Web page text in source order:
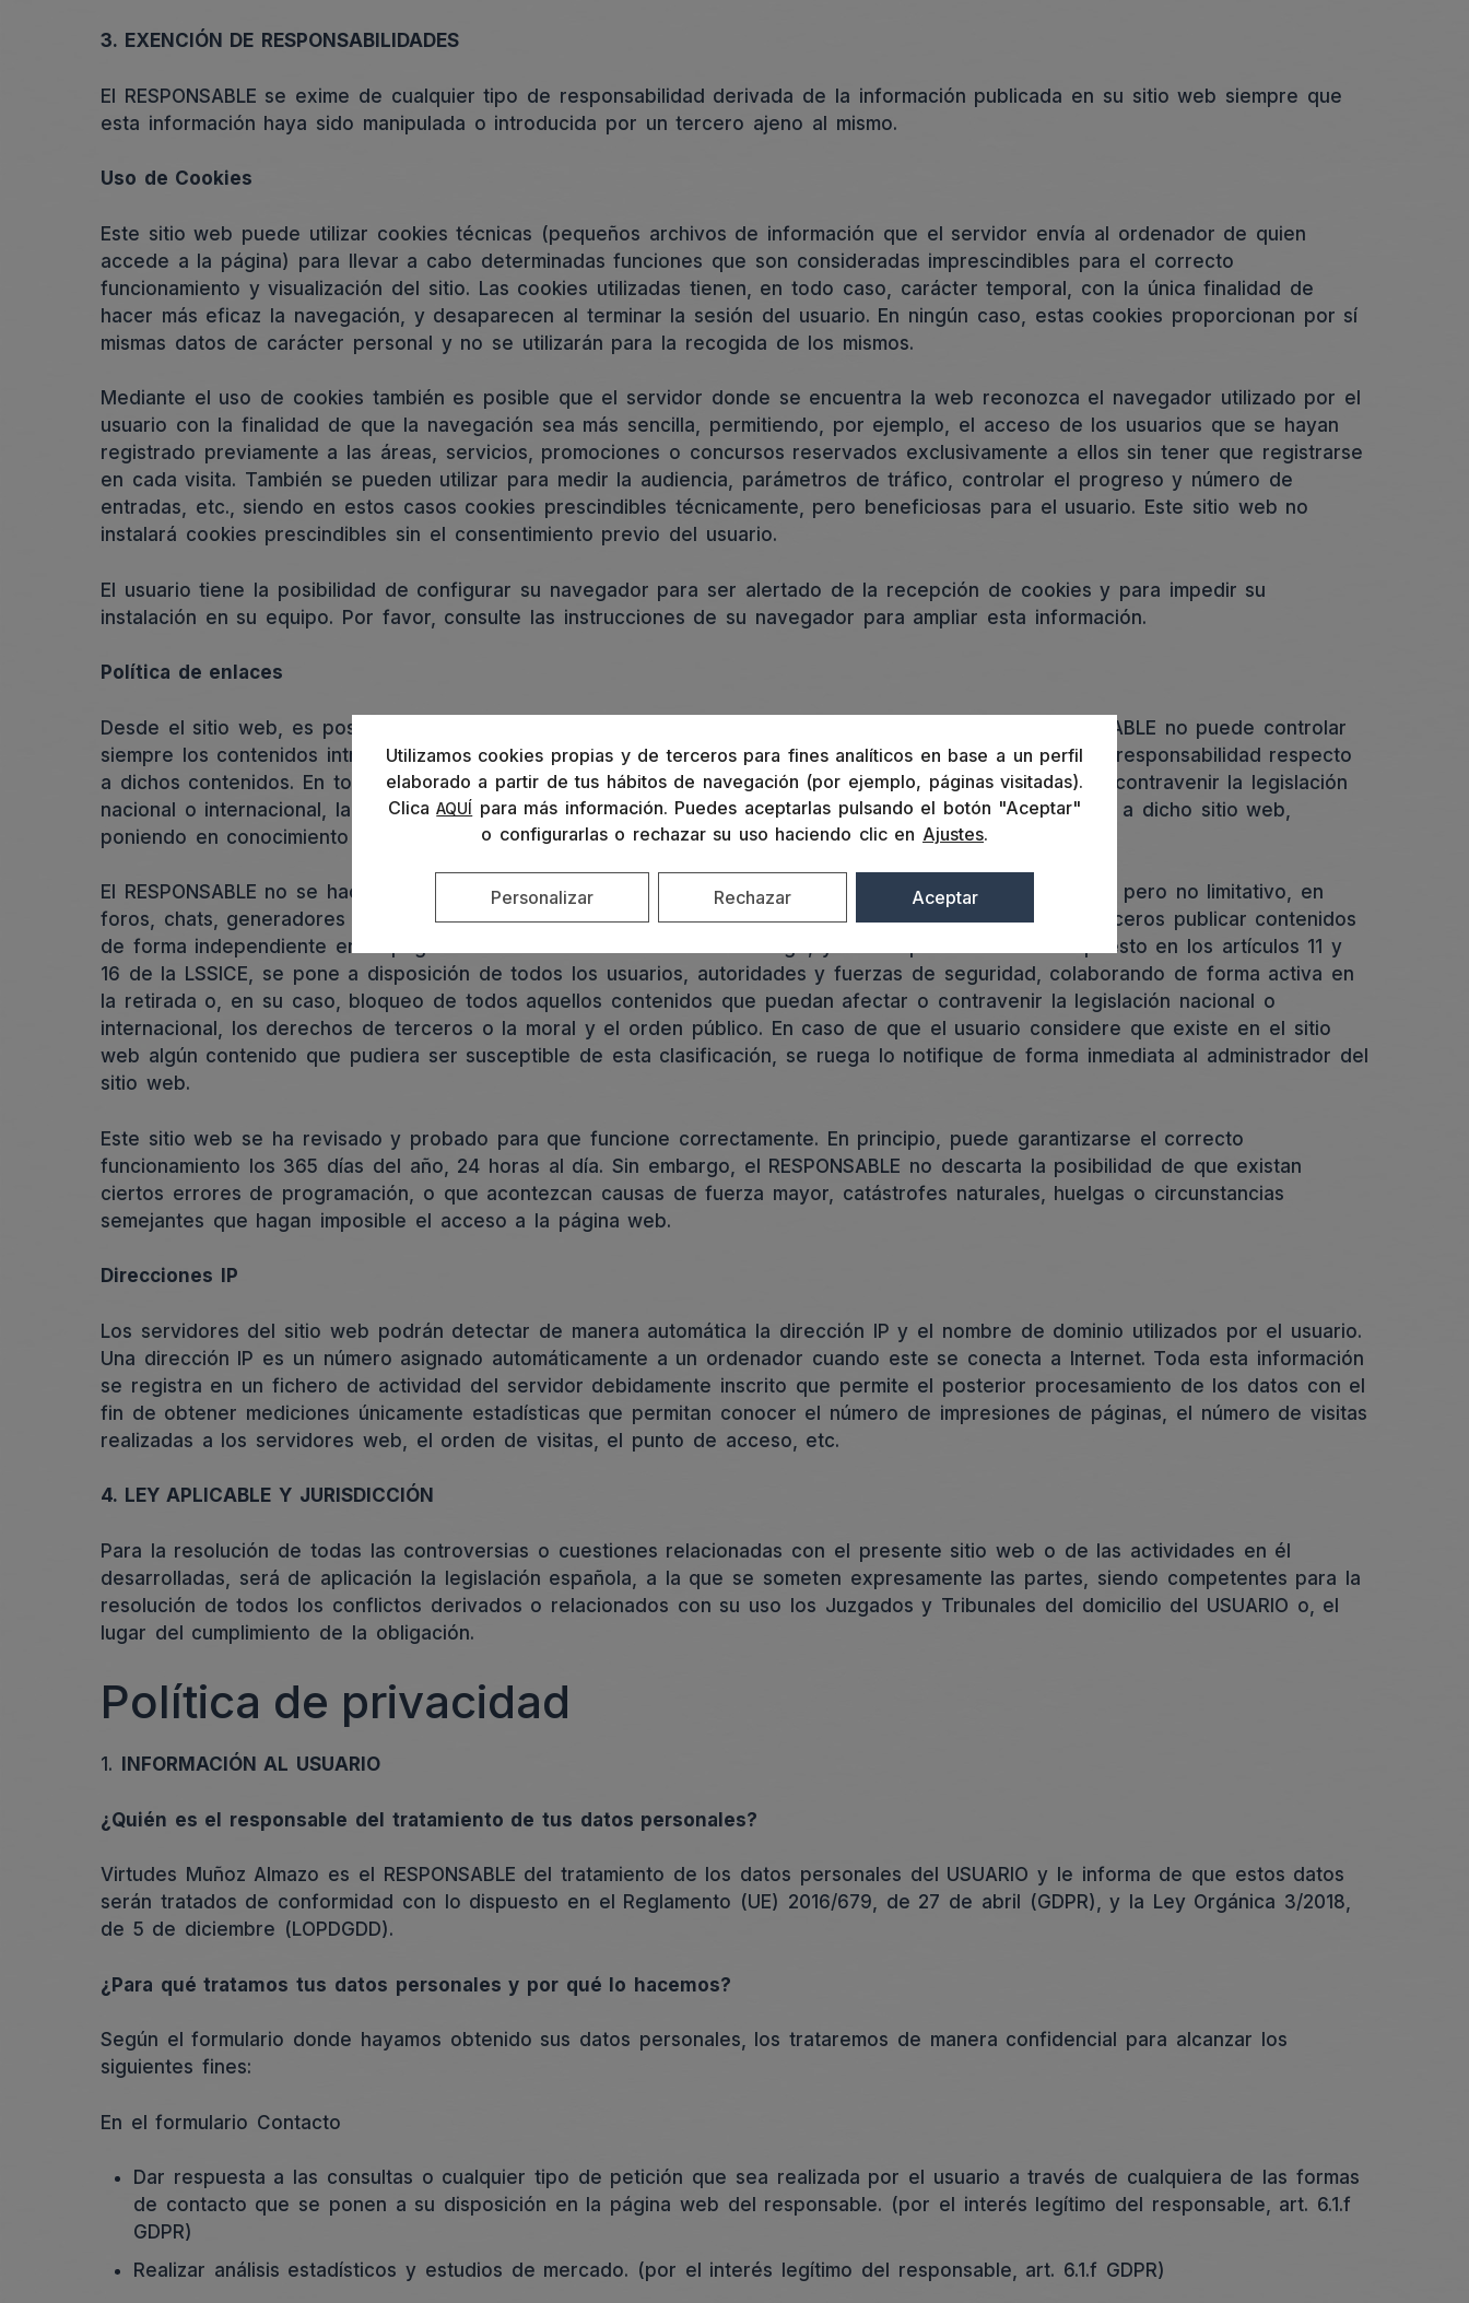
3. EXENCIÓN DE RESPONSABILIDADES
El RESPONSABLE se exime de cualquier tipo de responsabilidad derivada de la información publicada en su sitio web siempre que
esta información haya sido manipulada o introducida por un tercero ajeno al mismo.
Uso de Cookies
Este sitio web puede utilizar cookies técnicas (pequeños archivos de información que el servidor envía al ordenador de quien
accede a la página) para llevar a cabo determinadas funciones que son consideradas imprescindibles para el correcto
funcionamiento y visualización del sitio. Las cookies utilizadas tienen, en todo caso, carácter temporal, con la única finalidad de
hacer más eficaz la navegación, y desaparecen al terminar la sesión del usuario. En ningún caso, estas cookies proporcionan por sí
mismas datos de carácter personal y no se utilizarán para la recogida de los mismos.
Mediante el uso de cookies también es posible que el servidor donde se encuentra la web reconozca el navegador utilizado por el
usuario con la finalidad de que la navegación sea más sencilla, permitiendo, por ejemplo, el acceso de los usuarios que se hayan
registrado previamente a las áreas, servicios, promociones o concursos reservados exclusivamente a ellos sin tener que registrarse
en cada visita. También se pueden utilizar para medir la audiencia, parámetros de tráfico, controlar el progreso y número de
entradas, etc., siendo en estos casos cookies prescindibles técnicamente, pero beneficiosas para el usuario. Este sitio web no
instalará cookies prescindibles sin el consentimiento previo del usuario.
El usuario tiene la posibilidad de configurar su navegador para ser alertado de la recepción de cookies y para impedir su
instalación en su equipo. Por favor, consulte las instrucciones de su navegador para ampliar esta información.
Política de enlaces
Desde el sitio web, es posible que se redirija a contenidos de terceros sitios web. Dado que el RESPONSABLE no puede controlar
siempre los contenidos introducidos por terceros en sus respectivos sitios web, no asume ningún tipo de responsabilidad respecto
a dichos contenidos. En todo caso, procederá a la retirada inmediata de cualquier contenido que pudiera contravenir la legislación
nacional o internacional, la moral o el orden público, procediendo a la retirada inmediata de la redirección a dicho sitio web,
poniendo en conocimiento de las autoridades competentes el contenido en cuestión.
El RESPONSABLE no se hace responsable de la información y contenidos almacenados, a título enunciativo pero no limitativo, en
foros, chats, generadores de blogs, comentarios, redes sociales o cualquier otro medio que permita a terceros publicar contenidos
de forma independiente en la página web del RESPONSABLE. Sin embargo, y en cumplimiento de lo dispuesto en los artículos 11 y
16 de la LSSICE, se pone a disposición de todos los usuarios, autoridades y fuerzas de seguridad, colaborando de forma activa en
la retirada o, en su caso, bloqueo de todos aquellos contenidos que puedan afectar o contravenir la legislación nacional o
internacional, los derechos de terceros o la moral y el orden público. En caso de que el usuario considere que existe en el sitio
web algún contenido que pudiera ser susceptible de esta clasificación, se ruega lo notifique de forma inmediata al administrador del
sitio web.
Este sitio web se ha revisado y probado para que funcione correctamente. En principio, puede garantizarse el correcto
funcionamiento los 365 días del año, 24 horas al día. Sin embargo, el RESPONSABLE no descarta la posibilidad de que existan
ciertos errores de programación, o que acontezcan causas de fuerza mayor, catástrofes naturales, huelgas o circunstancias
semejantes que hagan imposible el acceso a la página web.
Direcciones IP
Los servidores del sitio web podrán detectar de manera automática la dirección IP y el nombre de dominio utilizados por el usuario.
Una dirección IP es un número asignado automáticamente a un ordenador cuando este se conecta a Internet. Toda esta información
se registra en un fichero de actividad del servidor debidamente inscrito que permite el posterior procesamiento de los datos con el
fin de obtener mediciones únicamente estadísticas que permitan conocer el número de impresiones de páginas, el número de visitas
realizadas a los servidores web, el orden de visitas, el punto de acceso, etc.
4. LEY APLICABLE Y JURISDICCIÓN
Para la resolución de todas las controversias o cuestiones relacionadas con el presente sitio web o de las actividades en él
desarrolladas, será de aplicación la legislación española, a la que se someten expresamente las partes, siendo competentes para la
resolución de todos los conflictos derivados o relacionados con su uso los Juzgados y Tribunales del domicilio del USUARIO o, el
lugar del cumplimiento de la obligación.
Política de privacidad
1. INFORMACIÓN AL USUARIO
¿Quién es el responsable del tratamiento de tus datos personales?
Virtudes Muñoz Almazo es el RESPONSABLE del tratamiento de los datos personales del USUARIO y le informa de que estos datos
serán tratados de conformidad con lo dispuesto en el Reglamento (UE) 2016/679, de 27 de abril (GDPR), y la Ley Orgánica 3/2018,
de 5 de diciembre (LOPDGDD).
¿Para qué tratamos tus datos personales y por qué lo hacemos?
Según el formulario donde hayamos obtenido sus datos personales, los trataremos de manera confidencial para alcanzar los
siguientes fines:
En el formulario Contacto
Dar respuesta a las consultas o cualquier tipo de petición que sea realizada por el usuario a través de cualquiera de las formas
de contacto que se ponen a su disposición en la página web del responsable. (por el interés legítimo del responsable, art. 6.1.f
GDPR)
Realizar análisis estadísticos y estudios de mercado. (por el interés legítimo del responsable, art. 6.1.f GDPR)
Utilizamos cookies propias y de terceros para fines analíticos en base a un perfil
elaborado a partir de tus hábitos de navegación (por ejemplo, páginas visitadas).
ClicaAQUÍ para más información. Puedes aceptarlas pulsando el botón "Aceptar"
o configurarlas o rechazar su uso haciendo clic en Ajustes.
Aceptar
Rechazar
Personalizar